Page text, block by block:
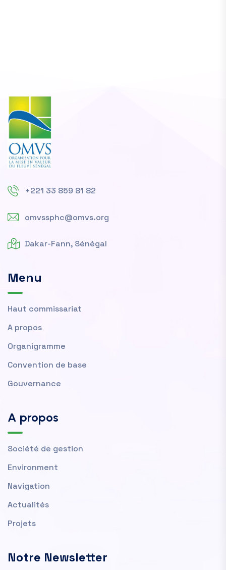
+221 33 859 81 82
omvssphc@omvs.org
Dakar-Fann, Sénégal
Menu
Haut commissariat
A propos
Organigramme
Convention de base
Gouvernance
A propos
Société de gestion
Environment
Navigation
Actualités
Projets
Notre Newsletter